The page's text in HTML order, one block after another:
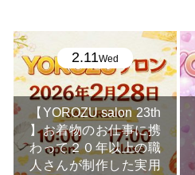
2.11Wed
【YOROZU salon 23th
】お着物のお仕事に携
わって２０年以上の職
人さんが制作した実用